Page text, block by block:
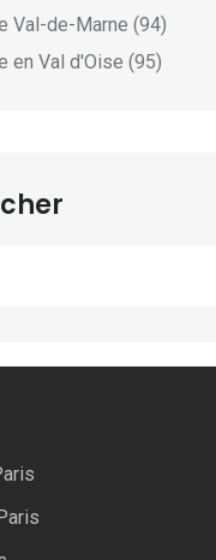
Val-de-Marne (94)
en Val d'Oise (95)